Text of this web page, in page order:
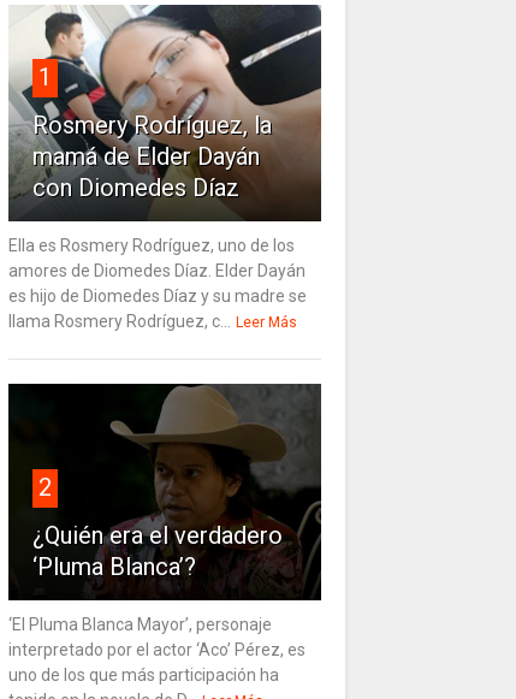
1
Rosmery Rodríguez, la
mamá de Elder Dayán
con Diomedes Díaz
Ella es Rosmery Rodríguez, uno de los
amores de Diomedes Díaz. Elder Dayán
es hijo de Diomedes Díaz y su madre se
llama Rosmery Rodríguez, c... Leer Más
2
¿Quién era el verdadero
‘Pluma Blanca’?
‘El Pluma Blanca Mayor’, personaje
interpretado por el actor ‘Aco’ Pérez, es
uno de los que más participación ha